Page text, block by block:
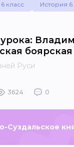
6 класс История 6
Руси
3624 0
Суздальское